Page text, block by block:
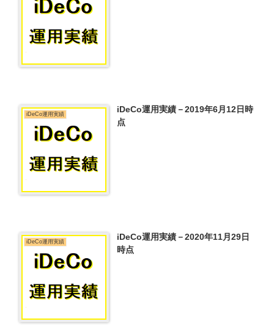
iDeCo運用実績
iDeCo運用実績－2019年6月12日時
点
iDeCo運用実績
iDeCo運用実績－2020年11月29日
時点